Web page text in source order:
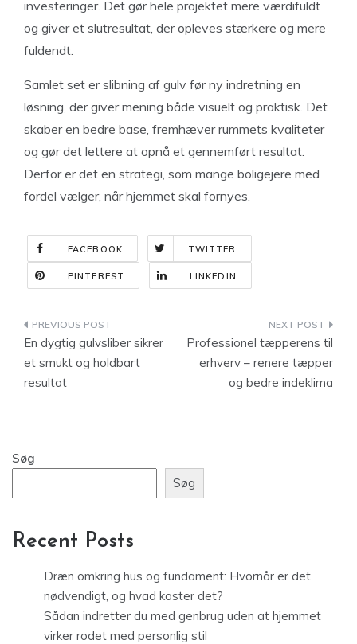
investeringer. Det gør hele projektet mere værdifuldt
og giver et slutresultat, der opleves stærkere og mere
fuldendt.
Samlet set er slibning af gulv før ny indretning en
løsning, der giver mening både visuelt og praktisk. Det
skaber en bedre base, fremhæver rummets kvaliteter
og gør det lettere at opnå et gennemført resultat.
Derfor er det en strategi, som mange boligejere med
fordel vælger, når hjemmet skal fornyes.
FACEBOOK TWITTER
PINTEREST LINKEDIN
Indlægsnavigation
En dygtig gulvsliber sikrer
et smukt og holdbart
resultat
Professionel tæpperens til
erhverv – renere tæpper
og bedre indeklima
Søg
Søg
Recent Posts
Dræn omkring hus og fundament: Hvornår er det
nødvendigt, og hvad koster det?
Sådan indretter du med genbrug uden at hjemmet
virker rodet med personlig stil